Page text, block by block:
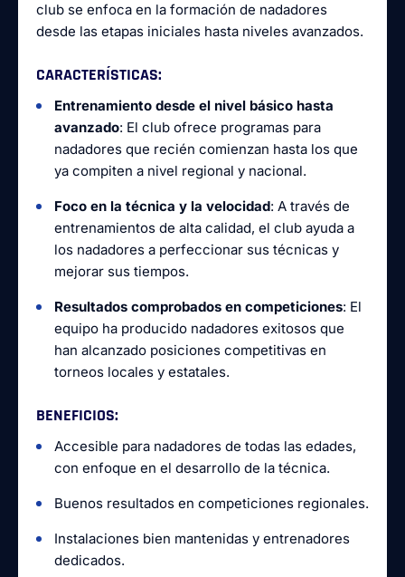
club se enfoca en la formación de nadadores
desde las etapas iniciales hasta niveles avanzados.
CARACTERÍSTICAS:
Entrenamiento desde el nivel básico hasta
avanzado: El club ofrece programas para
nadadores que recién comienzan hasta los que
ya compiten a nivel regional y nacional.
Foco en la técnica y la velocidad: A través de
entrenamientos de alta calidad, el club ayuda a
los nadadores a perfeccionar sus técnicas y
mejorar sus tiempos.
Resultados comprobados en competiciones: El
equipo ha producido nadadores exitosos que
han alcanzado posiciones competitivas en
torneos locales y estatales.
BENEFICIOS:
Accesible para nadadores de todas las edades,
con enfoque en el desarrollo de la técnica.
Buenos resultados en competiciones regionales.
Instalaciones bien mantenidas y entrenadores
dedicados.